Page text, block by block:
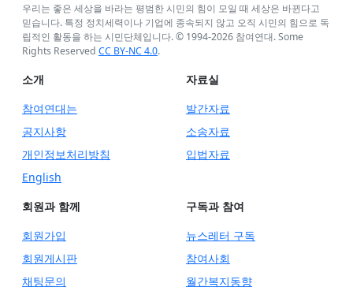
우리는 좋은 세상을 바라는 평범한 시민의 힘이 모일 때 세상은 바뀐다고
믿습니다. 특정 정치세력이나 기업에 종속되지 않고 오직 시민의 힘으로 독
립적인 활동을 하는 시민단체입니다. © 1994-2026 참여연대. Some
Rights Reserved CC BY-NC 4.0.
소개
참여연대는
공지사항
개인정보처리방침
English
자료실
발간자료
소송자료
입법자료
회원과 함께
회원가입
회원게시판
채팅문의
구독과 참여
뉴스레터 구독
참여사회
월간복지동향